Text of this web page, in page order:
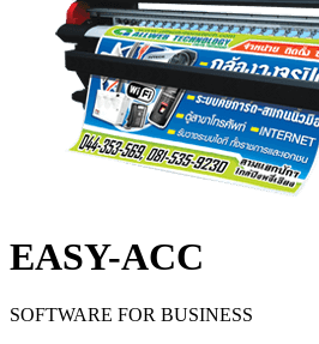
EASY-ACC
SOFTWARE FOR BUSINESS